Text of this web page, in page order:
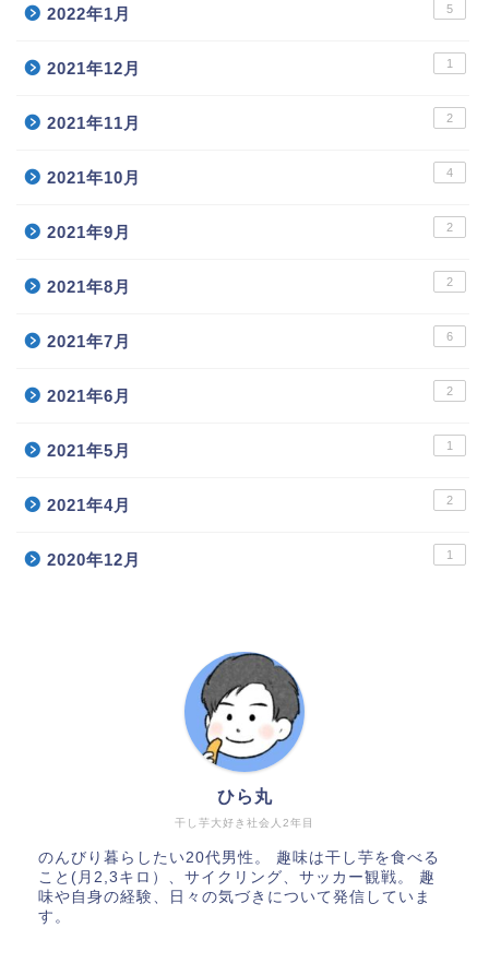
2022年1月 5
2021年12月 1
2021年11月 2
2021年10月 4
2021年9月 2
2021年8月 2
2021年7月 6
2021年6月 2
2021年5月 1
2021年4月 2
2020年12月 1
干し芋大好き社会人2年目
ひら丸
のんびり暮らしたい20代男性。 趣味は干し芋を食べる
こと(月2,3キロ）、サイクリング、サッカー観戦。 趣
味や自身の経験、日々の気づきについて発信していま
す。